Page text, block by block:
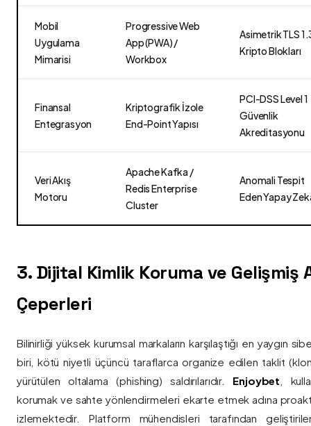
Mobil
Uygulama
Mimarisi
Progressive Web
App (PWA) /
Workbox
Asimetrik TLS
Kripto Blokları
Finansal
Entegrasyon
Kriptografik İzole
End-Point Yapısı
PCI-DSS Level 1
Güvenlik
Akreditasyonu
Veri Akış
Motoru
Apache Kafka /
Redis Enterprise
Cluster
Anomali Tespit
Eden Yapay
3. Dijital Kimlik Koruma ve Gelişmiş
Çeperleri
Bilinirliği yüksek kurumsal markaların karşılaştığı en yaygın
biri, kötü niyetli üçüncü taraflarca organize edilen taklit
yürütülen oltalama (phishing) saldırılarıdır. Enjoybet ,
korumak ve sahte yönlendirmeleri ekarte etmek adına
izlemektedir. Platform mühendisleri tarafından